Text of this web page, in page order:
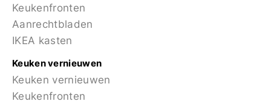
Keukenfronten
Aanrechtbladen
IKEA kasten
Keuken vernieuwen
Keuken vernieuwen
Keukenfronten